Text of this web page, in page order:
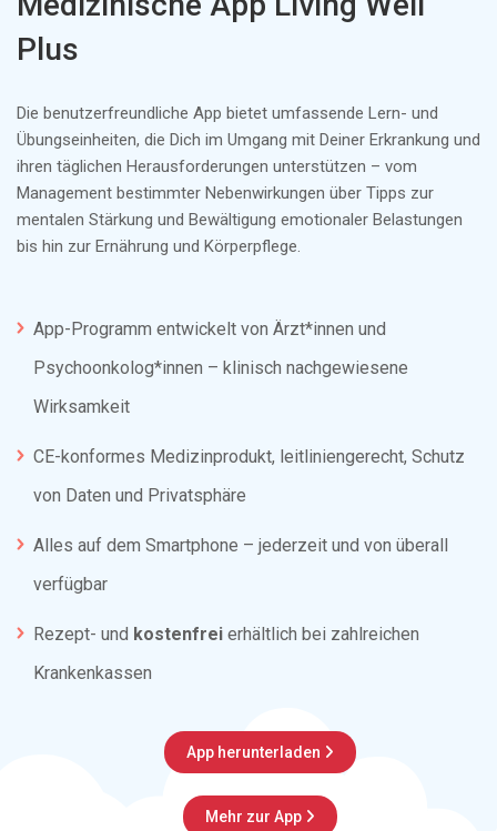
Plus
Die benutzerfreundliche App bietet umfassende Lern- und
Übungseinheiten, die Dich im Umgang mit Deiner Erkrankung und
ihren täglichen Herausforderungen unterstützen – vom
Management bestimmter Nebenwirkungen über Tipps zur
mentalen Stärkung und Bewältigung emotionaler Belastungen
bis hin zur Ernährung und Körperpflege.
App-Programm entwickelt von Ärzt*innen und
Psychoonkolog*innen – klinisch nachgewiesene
Wirksamkeit
CE-konformes Medizinprodukt, leitliniengerecht, Schutz
von Daten und Privatsphäre
Alles auf dem Smartphone – jederzeit und von überall
verfügbar
Rezept- und kostenfrei erhältlich bei zahlreichen
Krankenkassen
App herunterladen 
Mehr zur App 